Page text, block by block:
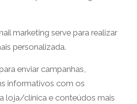
marketing serve para realizar
personalizada.
enviar campanhas,
informativos com os
loja/clínica e conteúdos mais